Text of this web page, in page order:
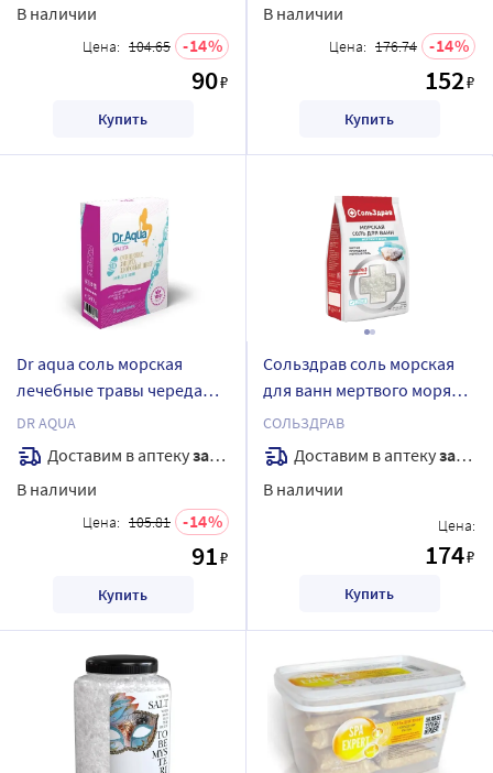
В наличии
Цена: 104.65 14
90₽
Купить
В наличии
Цена: 176.74 14
152₽
Купить
Dr aqua соль морская
лечебные травы череда
500 гр
DR AQUA
Доставим в аптекузавтра
В наличии
Цена: 105.81 14
91₽
Купить
Сольздрав соль морская
для ванн мертвого моря
800 гр
СОЛЬЗДРАВ
Доставим в аптекузавтра
В наличии
Цена:
174₽
Купить